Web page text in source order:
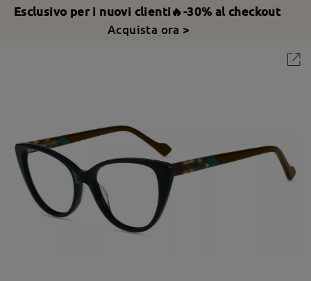
Esclusivo per i nuovi clienti🔥-30% al checkout
Acquista ora >